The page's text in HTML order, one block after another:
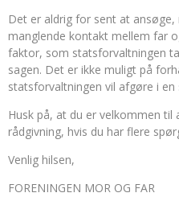
Det er aldrig for sent at
manglende kontakt mellem far
faktor, som statsforvaltningen
sagen. Det er ikke muligt på
statsforvaltningen vil afgøre i en
Husk på, at du er velkommen
rådgivning, hvis du har flere
Venlig hilsen,
FORENINGEN MOR OG FAR